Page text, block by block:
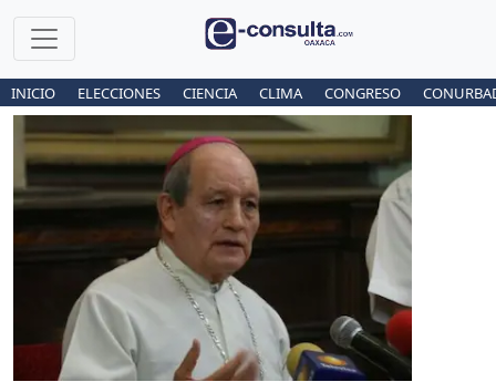
INICIO ELECCIONES CIENCIA CLIMA CONGRESO